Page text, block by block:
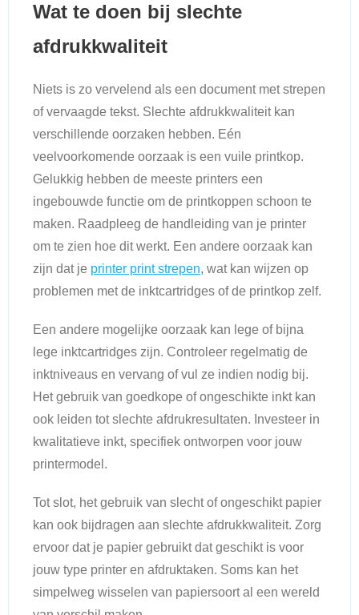
Wat te doen bij slechte
afdrukkwaliteit
Niets is zo vervelend als een document met strepen
of vervaagde tekst. Slechte afdrukkwaliteit kan
verschillende oorzaken hebben. Eén
veelvoorkomende oorzaak is een vuile printkop.
Gelukkig hebben de meeste printers een
ingebouwde functie om de printkoppen schoon te
maken. Raadpleeg de handleiding van je printer
om te zien hoe dit werkt. Een andere oorzaak kan
zijn dat je printer print strepen, wat kan wijzen op
problemen met de inktcartridges of de printkop zelf.
Een andere mogelijke oorzaak kan lege of bijna
lege inktcartridges zijn. Controleer regelmatig de
inktniveaus en vervang of vul ze indien nodig bij.
Het gebruik van goedkope of ongeschikte inkt kan
ook leiden tot slechte afdrukresultaten. Investeer in
kwalitatieve inkt, specifiek ontworpen voor jouw
printermodel.
Tot slot, het gebruik van slecht of ongeschikt papier
kan ook bijdragen aan slechte afdrukkwaliteit. Zorg
ervoor dat je papier gebruikt dat geschikt is voor
jouw type printer en afdruktaken. Soms kan het
simpelweg wisselen van papiersoort al een wereld